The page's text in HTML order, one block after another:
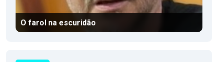
O farol na escuridão